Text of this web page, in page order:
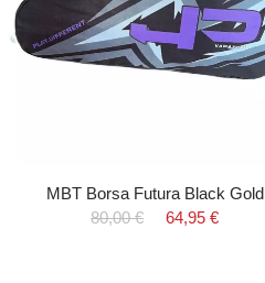
MBT Borsa Futura Black Gold
80,00 €
64,95 €